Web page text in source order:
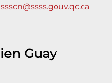
Guay